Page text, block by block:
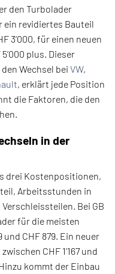
den Turbolader
ein revidiertes Bauteil
3’000, für einen neuen
plus. Dieser
Wechsel bei VW,
, erklärt jede Position
die Faktoren, die den
in der
drei Kostenpositionen,
Arbeitsstunden in
Bei GB
für die meisten
und CHF 879. Ein neuer
CHF 1’167 und
kommt der Einbau